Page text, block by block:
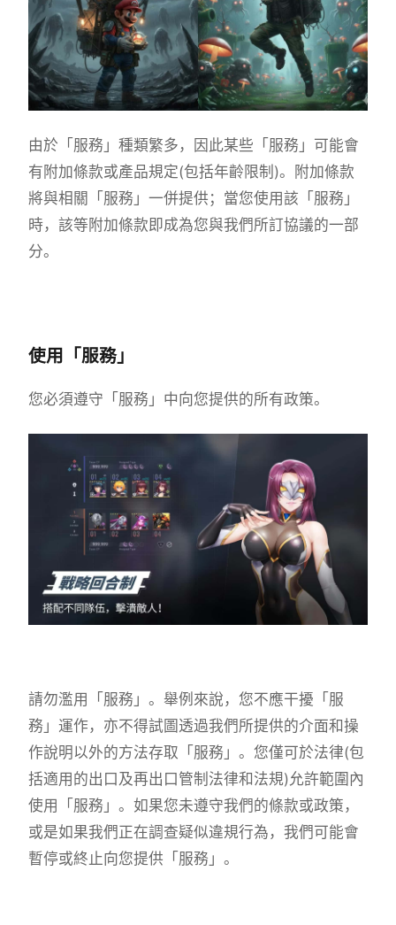
由於「服務」種類繁多，因此某些「服務」可能會
有附加條款或產品規定(包括年齡限制)。附加條款
將與相關「服務」一併提供；當您使用該「服務」
時，該等附加條款即成為您與我們所訂協議的一部
分。
使用「服務」
您必須遵守「服務」中向您提供的所有政策。
請勿濫用「服務」。舉例來說，您不應干擾「服
務」運作，亦不得試圖透過我們所提供的介面和操
作說明以外的方法存取「服務」。您僅可於法律(包
括適用的出口及再出口管制法律和法規)允許範圍內
使用「服務」。如果您未遵守我們的條款或政策，
或是如果我們正在調查疑似違規行為，我們可能會
暫停或終止向您提供「服務」。